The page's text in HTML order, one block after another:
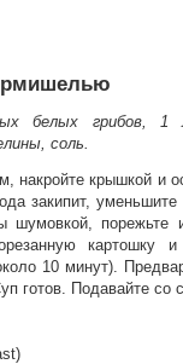
белых грибов, 1
соль.
накройте крышкой и
закипит,
шумовкой,
картошку
10 минут).
готов. Подавайте со